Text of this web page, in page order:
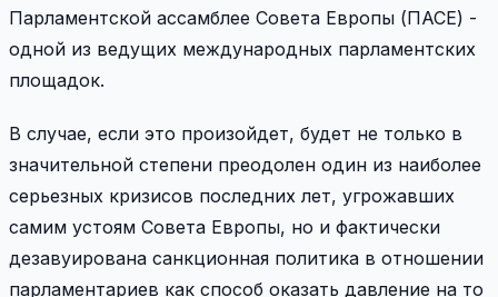
Парламентской ассамблее Совета Европы (ПАСЕ) -
одной из ведущих международных парламентских
площадок.
В случае, если это произойдет, будет не только в
значительной степени преодолен один из наиболее
серьезных кризисов последних лет, угрожавших
самим устоям Совета Европы, но и фактически
дезавуирована санкционная политика в отношении
парламентариев как способ оказать давление на то